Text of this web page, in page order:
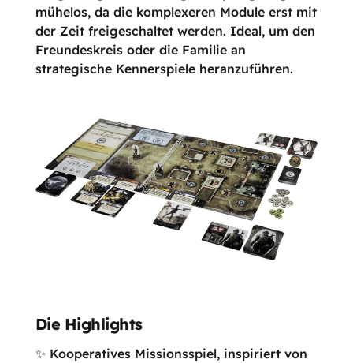
mühelos, da die komplexeren Module erst mit
der Zeit freigeschaltet werden. Ideal, um den
Freundeskreis oder die Familie an
strategische Kennerspiele heranzuführen.
Die Highlights
✨ Kooperatives Missionsspiel, inspiriert von